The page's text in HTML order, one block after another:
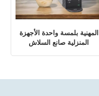
المهنية بلمسة واحدة الأجهزة
المنزلية صانع السلاش